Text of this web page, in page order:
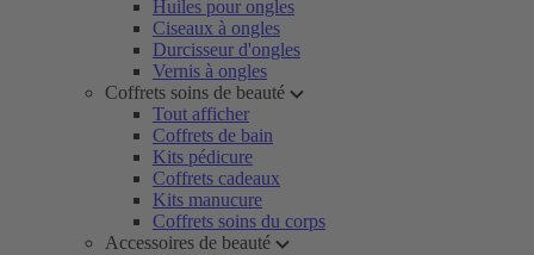
Huiles pour ongles
Ciseaux à ongles
Durcisseur d'ongles
Vernis à ongles
Coffrets soins de beauté
Tout afficher
Coffrets de bain
Kits pédicure
Coffrets cadeaux
Kits manucure
Coffrets soins du corps
Accessoires de beauté